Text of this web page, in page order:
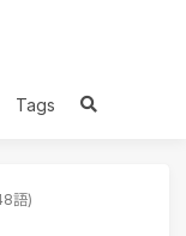
Tags
語)